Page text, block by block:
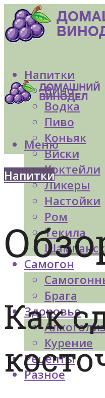
Напитки
Вино
Водка
Пиво
Коньяк
Виски
Коктейли
Ликеры
Настойки
Ром
Текила
Самогон
Брага
Здоровье
Курение
Рецепты
Разное
Меню
Напитки
Как